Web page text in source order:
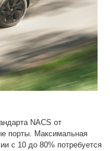
NACS от
порты. Максимальная
с 10 до 80% потребуется